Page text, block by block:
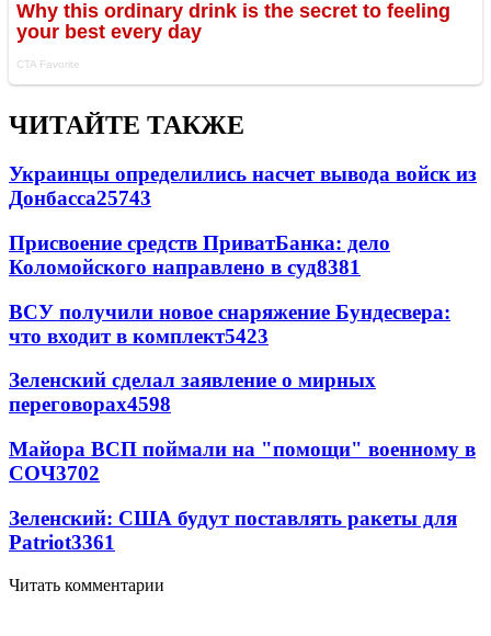
ЧИТАЙТЕ ТАКЖЕ
Украинцы определились насчет вывода войск из
Донбасса25743
Присвоение средств ПриватБанка: дело
Коломойского направлено в суд8381
ВСУ получили новое снаряжение Бундесвера:
что входит в комплект5423
Зеленский сделал заявление о мирных
переговорах4598
Майора ВСП поймали на "помощи" военному в
СОЧ3702
Зеленский: США будут поставлять ракеты для
Patriot3361
Читать комментарии